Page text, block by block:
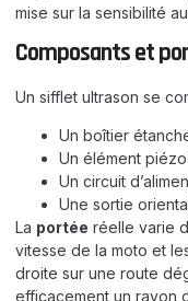
mise sur la sensibilité
Composants et
Un sifflet ultrason se
Un boîtier
Un élément
Un circuit
Une sortie
La portée réelle varie
vitesse de la moto et
droite sur une route
efficacement un rayon